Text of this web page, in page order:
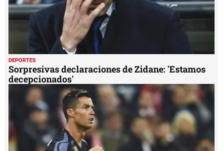
DEPORTES
Sorpresivas declaraciones de Zidane: 'Estamos
decepcionados'